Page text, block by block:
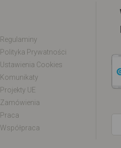
Regulaminy
Polityka Prywatności
Ustawienia Cookies
Komunikaty
Projekty UE
Zamówienia
Praca
Współpraca